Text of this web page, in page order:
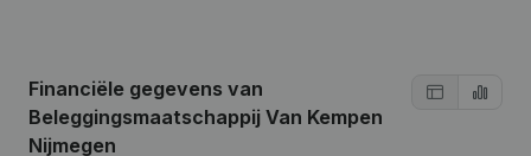
Financiële gegevens van
Beleggingsmaatschappij Van Kempen
Nijmegen